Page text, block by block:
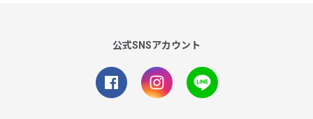
公式SNSアカウント